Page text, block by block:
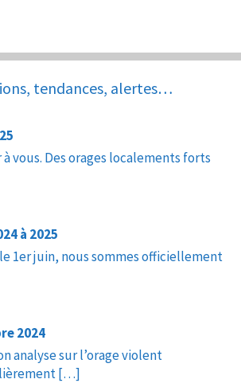
tendances, alertes…
vous. Des orages localements forts
à 2025
1er juin, nous sommes officiellement
2024
analyse sur l’orage violent
[…]